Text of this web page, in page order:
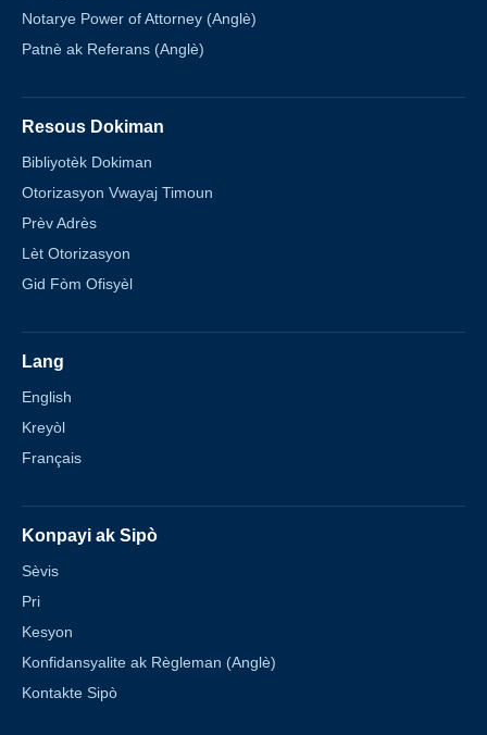
Notarye Power of Attorney (Anglè)
Patnè ak Referans (Anglè)
Resous Dokiman
Bibliyotèk Dokiman
Otorizasyon Vwayaj Timoun
Prèv Adrès
Lèt Otorizasyon
Gid Fòm Ofisyèl
Lang
English
Kreyòl
Français
Konpayi ak Sipò
Sèvis
Pri
Kesyon
Konfidansyalite ak Règleman (Anglè)
Kontakte Sipò